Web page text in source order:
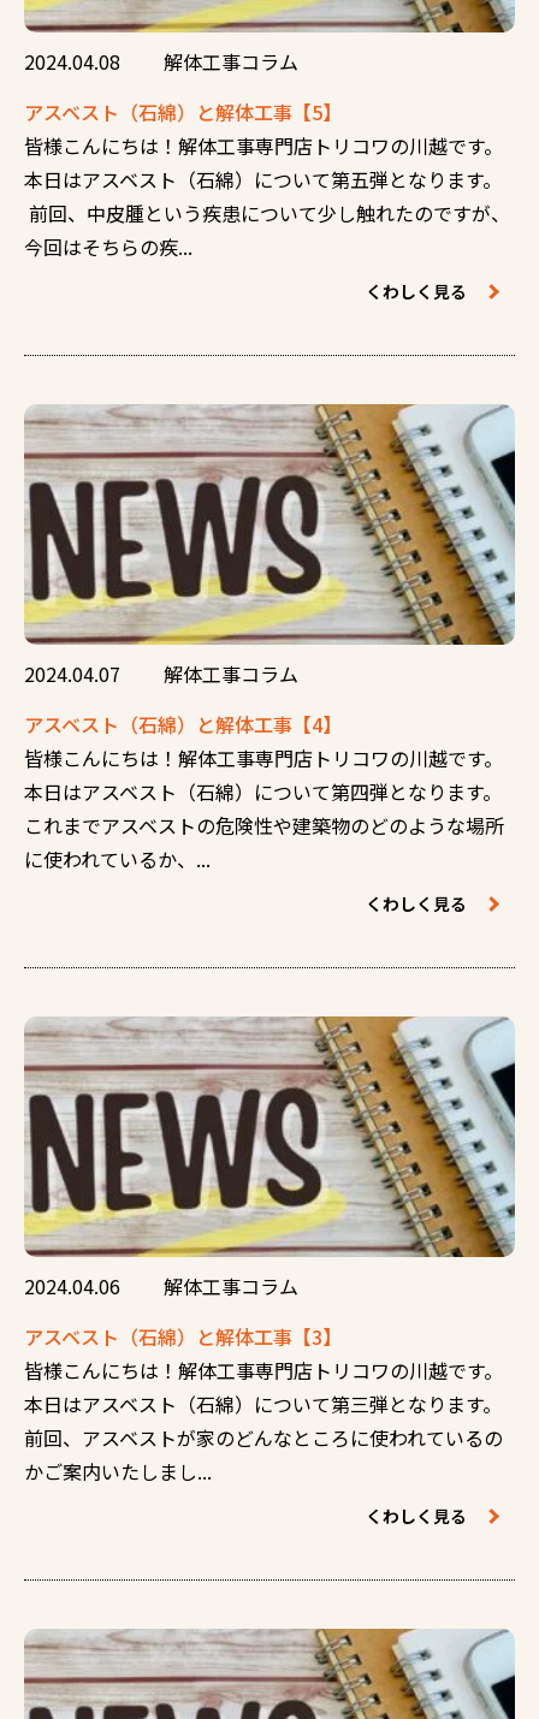
2024.04.08
解体工事コラム
アスベスト（石綿）と解体工事【5】
皆様こんにちは！解体工事専門店トリコワの川越です。
本日はアスベスト（石綿）について第五弾となります。
前回、中皮腫という疾患について少し触れたのですが、
今回はそちらの疾...
くわしく見る
2024.04.07
解体工事コラム
アスベスト（石綿）と解体工事【4】
皆様こんにちは！解体工事専門店トリコワの川越です。
本日はアスベスト（石綿）について第四弾となります。
これまでアスベストの危険性や建築物のどのような場所
に使われているか、...
くわしく見る
2024.04.06
解体工事コラム
アスベスト（石綿）と解体工事【3】
皆様こんにちは！解体工事専門店トリコワの川越です。
本日はアスベスト（石綿）について第三弾となります。
前回、アスベストが家のどんなところに使われているの
かご案内いたしまし...
くわしく見る